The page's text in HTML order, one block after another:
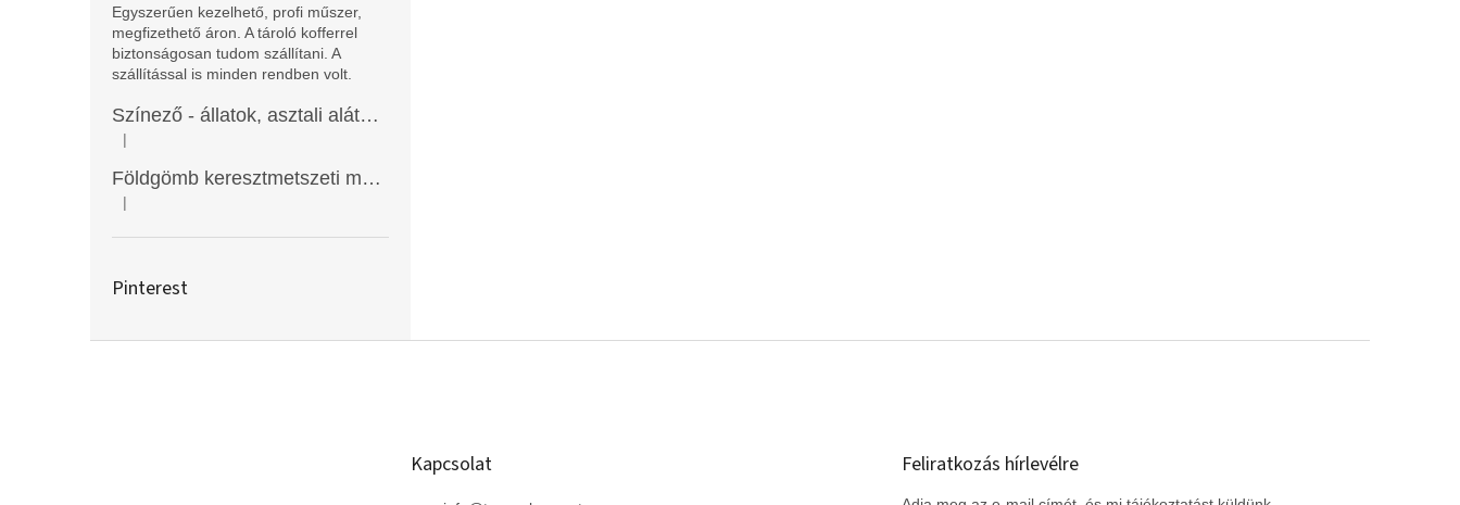
Egyszerűen kezelhető, profi műszer,
megfizethető áron. A tároló kofferrel
biztonságosan tudom szállítani. A
szállítással is minden rendben volt.
Színező - állatok, asztali alátét, Funny Mat
A termék értékelése 5-ből 5 csillag.
|
Földgömb keresztmetszeti modell
A termék értékelése 5-ből 5 csillag.
|
Pinterest
Kapcsolat Feliratkozás hírlevélre